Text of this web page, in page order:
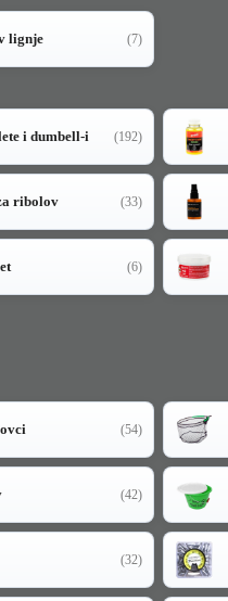
lignje (7)
i dumbell-i (192)
ribolov (33)
(6)
(54)
(42)
(32)